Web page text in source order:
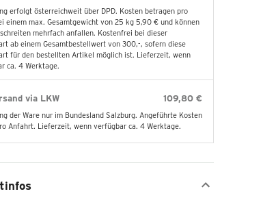
erfolgt österreichweit über DPD. Kosten betragen pro
einem max. Gesamtgewicht von 25 kg 5,90 € und können
mehrfach anfallen. Kostenfrei bei dieser
ab einem Gesamtbestellwert von 300,-, sofern diese
für den bestellten Artikel möglich ist. Lieferzeit, wenn
ca. 4 Werktage.
via LKW 109,80 €
der Ware nur im Bundesland Salzburg. Angeführte Kosten
Anfahrt. Lieferzeit, wenn verfügbar ca. 4 Werktage.